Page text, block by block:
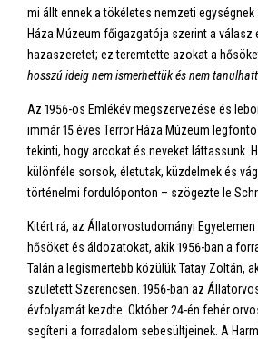
mi állt ennek a tökéletes nemzeti egységnek
Háza Múzeum főigazgatója szerint a válasz
hazaszeretet; ez teremtette azokat a
hosszú ideig nem ismerhettük és nem
Az 1956-os Emlékév megszervezése és
immár 15 éves Terror Háza Múzeum
tekinti, hogy arcokat és neveket láttassunk.
különféle sorsok, életutak, küzdelmek és
történelmi fordulóponton – szögezte le
Kitért rá, az Állatorvostudományi
hősöket és áldozatokat, akik 1956-ban a
Talán a legismertebb közülük Tatay Zoltán,
született Szerencsen. 1956-ban az
évfolyamát kezdte. Október 24-én fehér
segíteni a forradalom sebesültjeinek. A